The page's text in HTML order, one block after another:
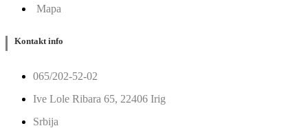
Mapa
Kontakt info
065/202-52-02
Ive Lole Ribara 65, 22406 Irig
Srbija